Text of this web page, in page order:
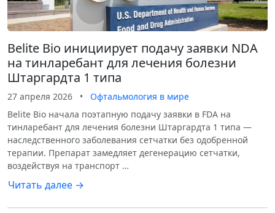
Belite Bio инициирует подачу заявки NDA
на тинларебант для лечения болезни
Штаргардта 1 типа
27 апреля 2026 •
Офтальмология в мире
Belite Bio начала поэтапную подачу заявки в FDA на
тинларебант для лечения болезни Штаргардта 1 типа —
наследственного заболевания сетчатки без одобренной
терапии. Препарат замедляет дегенерацию сетчатки,
воздействуя на транспорт …
Читать далее →